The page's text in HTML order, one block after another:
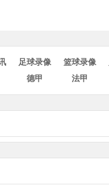
足球录像 篮球录像
德甲 法甲